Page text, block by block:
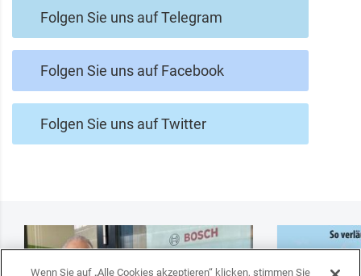
Folgen Sie uns auf Telegram
Folgen Sie uns auf Facebook
Folgen Sie uns auf Twitter
Wenn Sie auf „Alle Cookies akzeptieren“ klicken, stimmen Sie